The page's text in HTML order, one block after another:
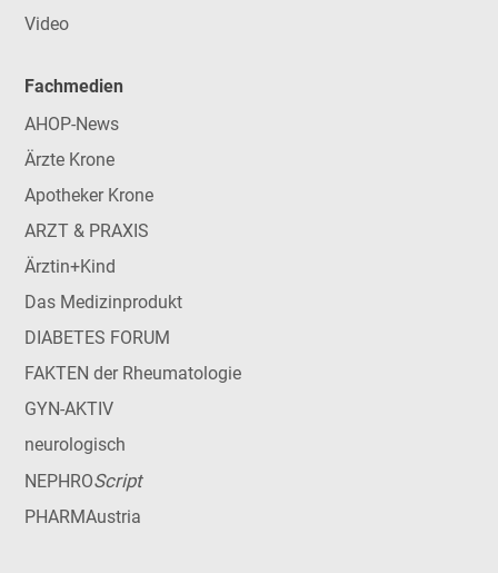
Video
Fachmedien
AHOP-News
Ärzte Krone
Apotheker Krone
ARZT & PRAXIS
Ärztin+Kind
Das Medizinprodukt
DIABETES FORUM
FAKTEN der Rheumatologie
GYN-AKTIV
neurologisch
NEPHROScript
PHARMAustria